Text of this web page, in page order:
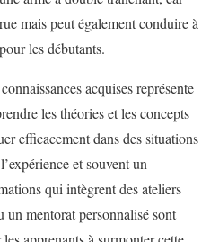
mais peut également conduire à
les débutants.
acquises représente
les théories et les concepts
efficacement dans des situations
et souvent un
qui intègrent des ateliers
un mentorat personnalisé sont